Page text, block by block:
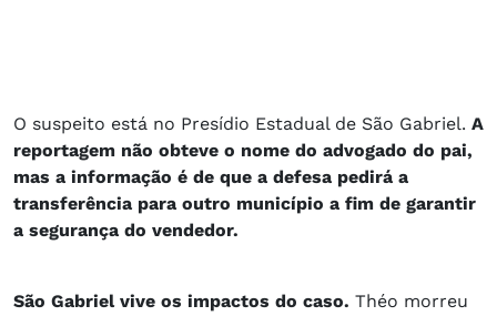
O suspeito está no Presídio Estadual de São Gabriel. A
reportagem não obteve o nome do advogado do pai,
mas a informação é de que a defesa pedirá a
transferência para outro município a fim de garantir
a segurança do vendedor.
São Gabriel vive os impactos do caso. Théo morreu